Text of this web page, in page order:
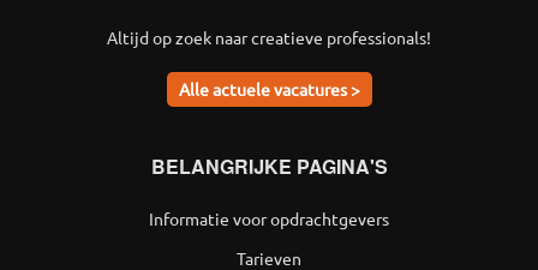
Altijd op zoek naar creatieve professionals!
Alle actuele vacatures >
BELANGRIJKE PAGINA'S
Informatie voor opdrachtgevers
Tarieven